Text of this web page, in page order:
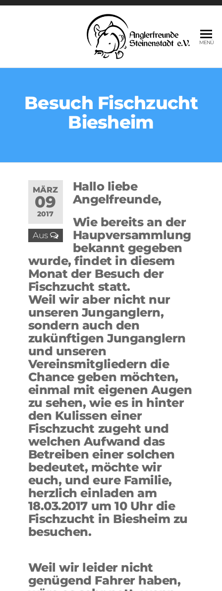
MENÜ
Besuch Fischzucht
Biesheim
MÄRZ
09
2017
Aus
Hallo liebe
Angelfreunde,
Wie bereits an der
Haupversammlung
bekannt gegeben
wurde, findet in diesem
Monat der Besuch der
Fischzucht statt.
Weil wir aber nicht nur
unseren Junganglern,
sondern auch den
zukünftigen Junganglern
und unseren
Vereinsmitgliedern die
Chance geben möchten,
einmal mit eigenen Augen
zu sehen, wie es in hinter
den Kulissen einer
Fischzucht zugeht und
welchen Aufwand das
Betreiben einer solchen
bedeutet, möchte wir
euch, und eure Familie,
herzlich einladen am
18.03.2017 um 10 Uhr die
Fischzucht in Biesheim zu
besuchen.
Weil wir leider nicht
genügend Fahrer haben,